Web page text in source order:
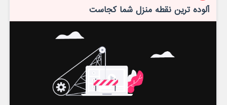
آلوده ترین نقطه منزل شما کجاست